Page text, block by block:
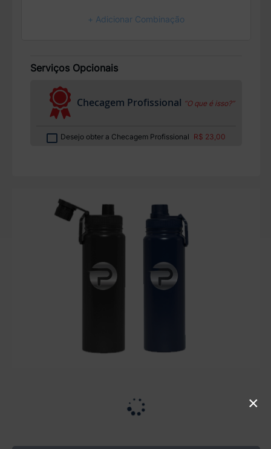
+ Adicionar Combinação
Serviços Opcionais
Checagem Profissional “O que é isso?”
Desejo obter a Checagem Profissional R$ 23,00
×